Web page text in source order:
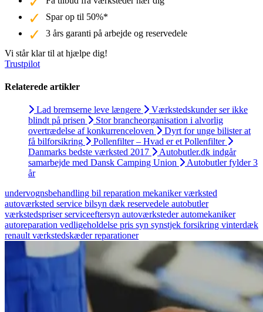
Spar op til 50%*
3 års garanti på arbejde og reservedele
Vi står klar til at hjælpe dig!
Trustpilot
Relaterede artikler
Lad bremserne leve længere
Værkstedskunder ser ikke
blindt på prisen
Stor brancheorganisation i alvorlig
overtrædelse af konkurrenceloven
Dyrt for unge bilister at
få bilforsikring
Pollenfilter – Hvad er et Pollenfilter
Danmarks bedste værksted 2017
Autobutler.dk indgår
samarbejde med Dansk Camping Union
Autobutler fylder 3
år
undervognsbehandling bil reparation mekanikerværksted
autoværksted service bilsyn dæk reservedele autobutler
værkstedspriserserviceeftersyn autoværkstederautomekaniker
autoreparation vedligeholdelse pris syn synstjek forsikring vinterdæk
renault værkstedskæderreparationer